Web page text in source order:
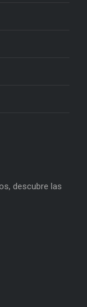
descubre las